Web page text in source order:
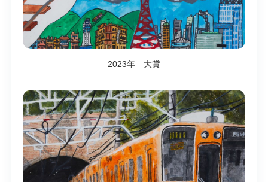
2023年 大賞